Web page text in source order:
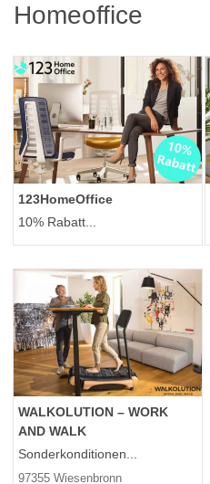
Homeoffice
123HomeOffice
10% Rabatt...
WALKOLUTION – WORK
AND WALK
Sonderkonditionen...
97355 Wiesenbronn